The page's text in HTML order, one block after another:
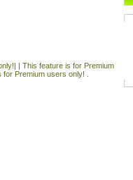
| This feature is for Premium
Premium users only! .